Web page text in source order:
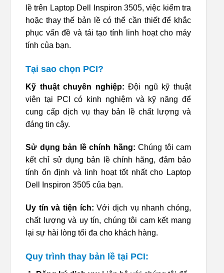
lề trên Laptop Dell Inspiron 3505, việc kiểm tra
hoặc thay thế bản lề có thể cần thiết để khắc
phục vấn đề và tái tạo tính linh hoạt cho máy
tính của bạn.
Tại sao chọn PCI?
Kỹ thuật chuyên nghiệp: Đội ngũ kỹ thuật
viên tại PCI có kinh nghiệm và kỹ năng để
cung cấp dịch vụ thay bản lề chất lượng và
đáng tin cậy.
Sử dụng bản lề chính hãng: Chúng tôi cam
kết chỉ sử dụng bản lề chính hãng, đảm bảo
tính ổn định và linh hoạt tốt nhất cho Laptop
Dell Inspiron 3505 của bạn.
Uy tín và tiện ích: Với dịch vụ nhanh chóng,
chất lượng và uy tín, chúng tôi cam kết mang
lại sự hài lòng tối đa cho khách hàng.
Quy trình thay bản lề tại PCI: